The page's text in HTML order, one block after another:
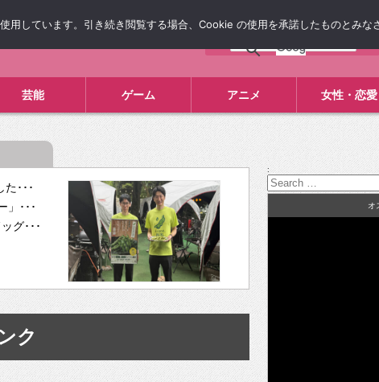
芸能 ゲーム アニメ 女性・恋愛
た･･･
」･･･
グ･･･
･ク
:
オ
しています。引き続き閲覧する場合、Cookie の使用を承諾したものとみな